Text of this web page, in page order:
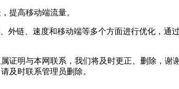
提高移动端流量。
外链、速度和移动端等多个方面进行优化，通
证明与本网联系，我们将及时更正、删除，谢
及时联系管理员删除。